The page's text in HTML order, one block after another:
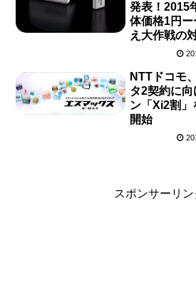
発表！2015
体価格1円
え大作戦の
NTTドコモ
タ2契約に
ン「Xi2割」
開始
スポンサーリン